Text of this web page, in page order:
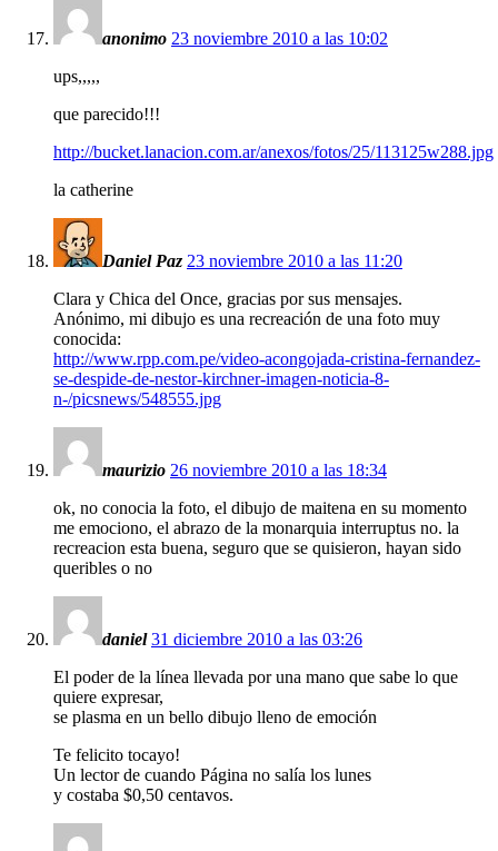
anonimo 23 noviembre 2010 a las 10:02
ups,,,,,
que parecido!!!
http://bucket.lanacion.com.ar/anexos/fotos/25/113125w288.jpg
la catherine
Daniel Paz 23 noviembre 2010 a las 11:20
Clara y Chica del Once, gracias por sus mensajes.
Anónimo, mi dibujo es una recreación de una foto muy
conocida:
http://www.rpp.com.pe/video-acongojada-cristina-fernandez-
se-despide-de-nestor-kirchner-imagen-noticia-8-
n-/picsnews/548555.jpg
maurizio 26 noviembre 2010 a las 18:34
ok, no conocia la foto, el dibujo de maitena en su momento
me emociono, el abrazo de la monarquia interruptus no. la
recreacion esta buena, seguro que se quisieron, hayan sido
queribles o no
daniel 31 diciembre 2010 a las 03:26
El poder de la línea llevada por una mano que sabe lo que
quiere expresar,
se plasma en un bello dibujo lleno de emoción
Te felicito tocayo!
Un lector de cuando Página no salía los lunes
y costaba $0,50 centavos.